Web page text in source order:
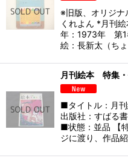
※旧版、オリジ
くれよん *月刊
年：1973年 第1
絵：長新太（ち
月刊絵本 特集
■タイトル：月
出版社：すばる
■状態：並品 【
ジに渡り、作品